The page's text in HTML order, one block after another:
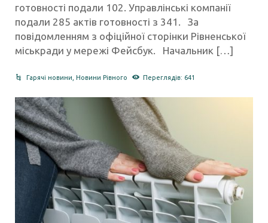
готовності подали 102. Управлінські компанії
подали 285 актів готовності з 341. За
повідомленням з офіційної сторінки Рівненської
міськради у мережі Фейсбук. Начальник […]
Гарячі новини ,Новини Рівного Переглядів: 641